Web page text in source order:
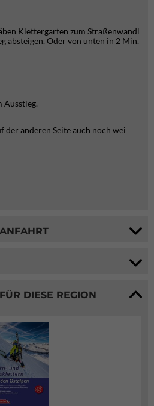
Klettergarten zum Straßenwandl
absteigen. Oder von unten in 2 Min.
Ausstieg.
der anderen Seite auch noch wei
DIESE REGION